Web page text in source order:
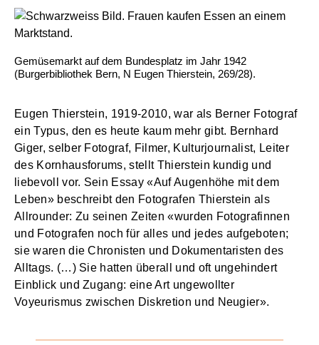
Gemüsemarkt auf dem Bundesplatz im Jahr 1942
(Burgerbibliothek Bern, N Eugen Thierstein, 269/28).
Eugen Thierstein, 1919-2010, war als Berner Fotograf
ein Typus, den es heute kaum mehr gibt. Bernhard
Giger, selber Fotograf, Filmer, Kulturjournalist, Leiter
des Kornhausforums, stellt Thierstein kundig und
liebevoll vor. Sein Essay «Auf Augenhöhe mit dem
Leben» beschreibt den Fotografen Thierstein als
Allrounder: Zu seinen Zeiten «wurden Fotografinnen
und Fotografen noch für alles und jedes aufgeboten;
sie waren die Chronisten und Dokumentaristen des
Alltags. (…) Sie hatten überall und oft ungehindert
Einblick und Zugang: eine Art ungewollter
Voyeurismus zwischen Diskretion und Neugier».